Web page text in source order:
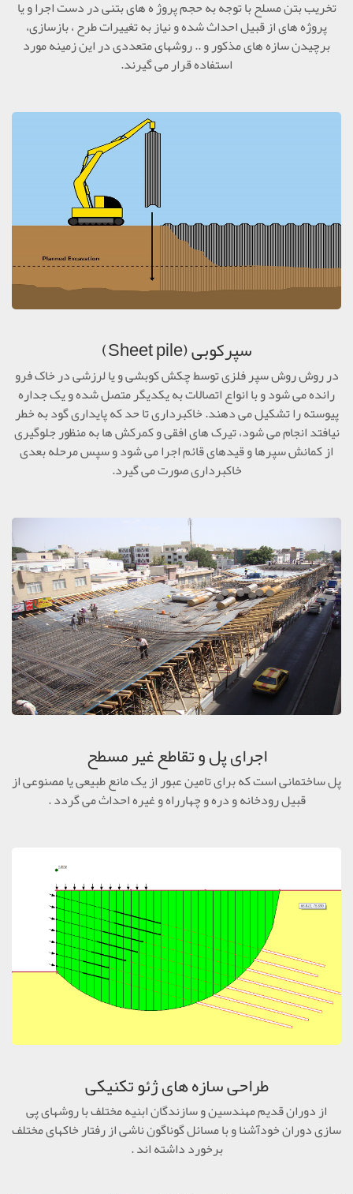
تخریب بتن مسلح با توجه به حجم پروژ ه های بتنی در دست اجرا و یا
پروژه های از قبیل احداث شده و نیاز به تغییرات طرح ، بازسازی،
برچیدن سازه های مذکور و .. روشهای متعددی در این زمینه مورد
استفاده قرار می گیرند.
سپرکوبی (Sheet pile)
در روش روش سپر فلزی توسط چکش کوبشی و یا لرزشی در خاک فرو
رانده می شود و با انواع اتصالات به يکديگر متصل شده و يک جداره
پيوسته را تشکيل می دهند. خاکبرداری تا حد که پايداری گود به خطر
نيافتد انجام می شود، تيرک های افقی و کمرکش ها به منظور جلوگيری
از کمانش سپرها و قيدهای قائم اجرا می شود و سپس مرحله بعدی
خاکبرداری صورت می گيرد.
اجرای پل و تقاطع غیر مسطح
پل ساختمانی است که برای تامین عبور از یک مانع طبیعی یا مصنوعی از
قبیل رودخانه و دره و چهارراه و غیره احداث می گردد .
طراحی سازه های ژئو تکنیکی
از دوران قدیم مهندسین و سازندگان ابنیه مختلف با روشهای پی
سازی دوران خودآشنا و با مسائل گوناگون ناشی از رفتار خاکهای مختلف
برخورد داشته اند .